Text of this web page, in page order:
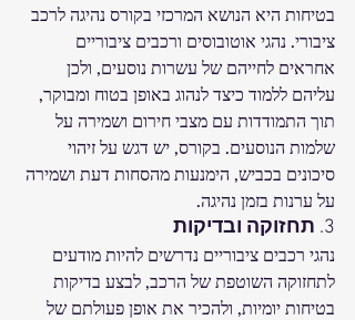
בטיחות היא הנושא המרכזי בקורס נהיגה לרכב
ציבורי. נהגי אוטובוסים ורכבים ציבוריים
אחראים לחייהם של עשרות נוסעים, ולכן
עליהם ללמוד כיצד לנהוג באופן בטוח ומבוקר,
תוך התמודדות עם מצבי חירום ושמירה על
שלמות הנוסעים. בקורס, יש דגש על זיהוי
סיכונים בכביש, הימנעות מהסחות דעת ושמירה
על ערנות בזמן נהיגה.
3. תחזוקה ובדיקות
נהגי רכבים ציבוריים נדרשים להיות מודעים
לתחזוקה השוטפת של הרכב, לבצע בדיקות
בטיחות יומיות, ולהכיר את אופן פעולתם של